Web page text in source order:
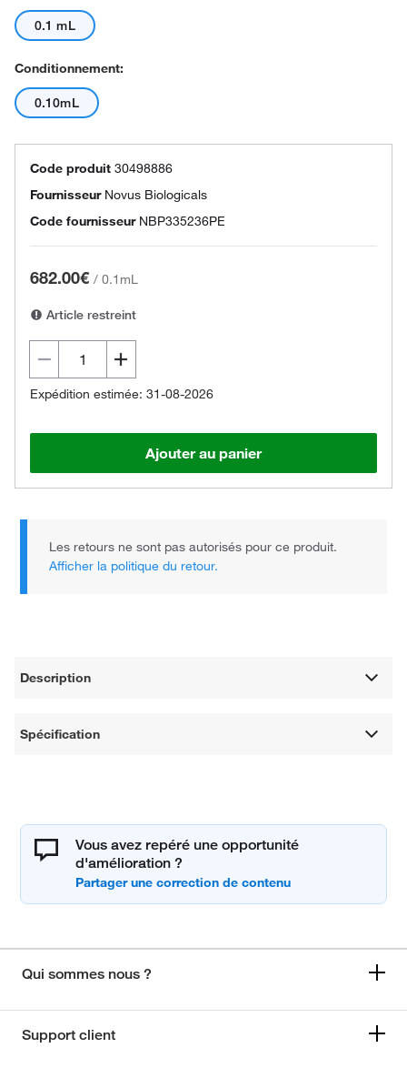
0.1 mL
Conditionnement:
0.10mL
Code produit 30498886
Fournisseur Novus Biologicals
Code fournisseur NBP335236PE
682.00€ / 0.1mL
Article restreint
Expédition estimée: 31-08-2026
Ajouter au panier
Les retours ne sont pas autorisés pour ce produit.
Afficher la politique du retour.
Description
Spécification
Vous avez repéré une opportunité
d'amélioration ?
Qui sommes nous ?
Support client